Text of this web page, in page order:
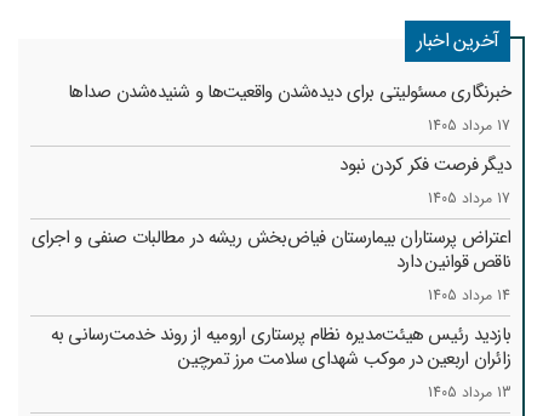
آخرین اخبار
خبرنگاری مسئولیتی برای دیده‌شدن واقعیت‌ها و شنیده‌شدن صداها
17 مرداد 1405
دیگر فرصت فکر کردن نبود
17 مرداد 1405
اعتراض پرستاران بیمارستان فیاض‌بخش ریشه در مطالبات صنفی و اجرای
ناقص قوانین دارد
14 مرداد 1405
بازدید رئیس هیئت‌مدیره نظام پرستاری ارومیه از روند خدمت‌رسانی به
زائران اربعین در موکب شهدای سلامت مرز تمرچین
13 مرداد 1405